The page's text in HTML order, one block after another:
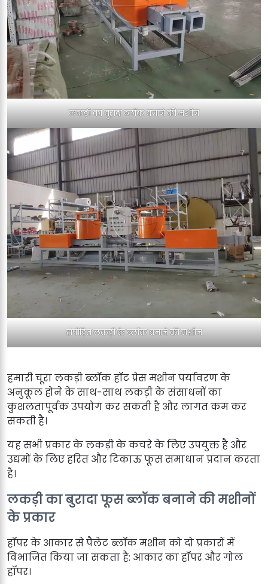
लकड़ी का बुरादा ब्लॉक बनाने की मशीन
संपीड़ित लकड़ी के ब्लॉक बनाने की मशीन
हमारी चूरा लकड़ी ब्लॉक हॉट प्रेस मशीन पर्यावरण के
अनुकूल होने के साथ-साथ लकड़ी के संसाधनों का
कुशलतापूर्वक उपयोग कर सकती है और लागत कम कर
सकती है।
यह सभी प्रकार के लकड़ी के कचरे के लिए उपयुक्त है और
उद्यमों के लिए हरित और टिकाऊ फूस समाधान प्रदान करता
है।
लकड़ी का बुरादा फूस ब्लॉक बनाने की मशीनों
के प्रकार
हॉपर के आकार से पैलेट ब्लॉक मशीन को दो प्रकारों में
विभाजित किया जा सकता है: आकार का हॉपर और गोल
हॉपर।